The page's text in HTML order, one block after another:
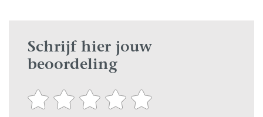
Schrijf hier jouw
beoordeling